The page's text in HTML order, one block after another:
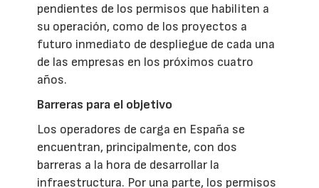
pendientes de los permisos que habiliten a
su operación, como de los proyectos a
futuro inmediato de despliegue de cada una
de las empresas en los próximos cuatro
años.
Barreras para el objetivo
Los operadores de carga en España se
encuentran, principalmente, con dos
barreras a la hora de desarrollar la
infraestructura. Por una parte, los permisos